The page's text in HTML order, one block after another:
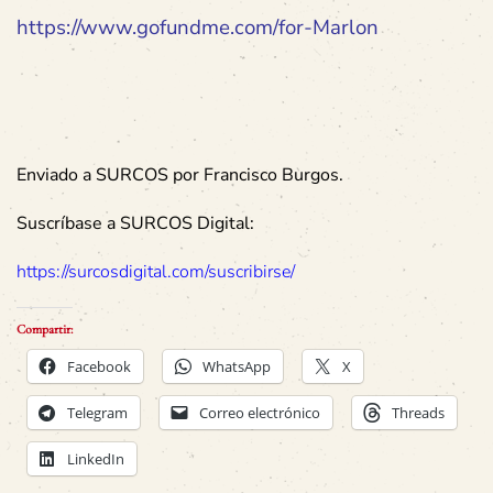
https://www.gofundme.com/for-Marlon
Enviado a SURCOS por Francisco Burgos.
Suscríbase a SURCOS Digital:
https://surcosdigital.com/suscribirse/
Compartir:
Facebook WhatsApp X
Telegram Correo electrónico Threads
LinkedIn